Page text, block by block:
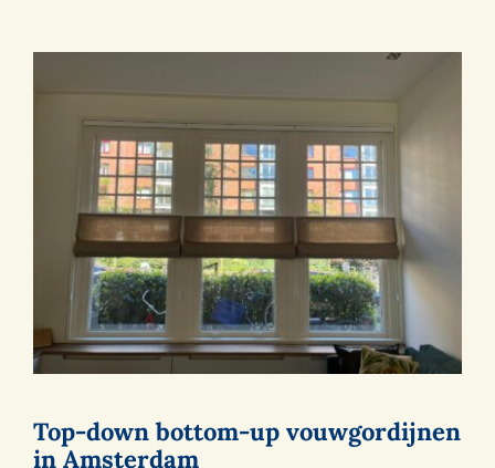
Top-down bottom-up vouwgordijnen
in Amsterdam